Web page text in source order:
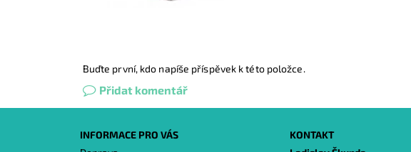
Buďte první, kdo napíše příspěvek k této položce.
Přidat komentář
INFORMACE PRO VÁS
KONTAKT